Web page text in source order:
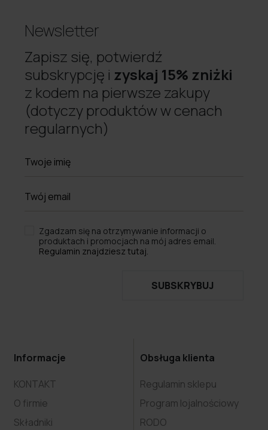
Newsletter
Zapisz się, potwierdź
subskrypcję i zyskaj 15% zniżki
z kodem na pierwsze zakupy
(dotyczy produktów w cenach
regularnych)
Zgadzam się na otrzymywanie informacji o
produktach i promocjach na mój adres email.
Regulamin znajdziesz tutaj.
SUBSKRYBUJ
Informacje
KONTAKT
O firmie
Składniki
Obsługa klienta
Regulamin sklepu
Program lojalnościowy
RODO